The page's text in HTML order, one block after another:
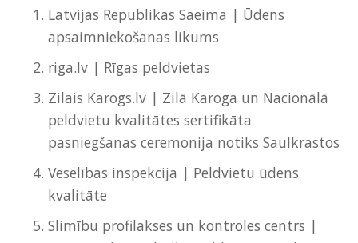
Latvijas Republikas Saeima | Ūdens
apsaimniekošanas likums
riga.lv | Rīgas peldvietas
Zilais Karogs.lv | Zilā Karoga un Nacionālā
peldvietu kvalitātes sertifikāta
pasniegšanas ceremonija notiks Saulkrastos
Veselības inspekcija | Peldvietu ūdens
kvalitāte
Slimību profilakses un kontroles centrs |